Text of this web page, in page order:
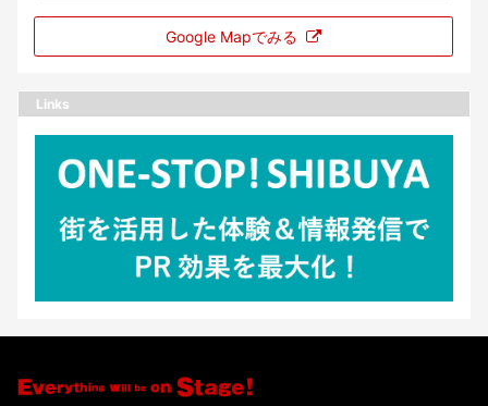
Google Mapでみる
Links